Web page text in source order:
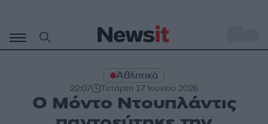
περιεχόμενο
Αθλητικά
22:07 Τετάρτη 17 Ιουνίου 2026
Ο Μόντο Ντουπλάντις